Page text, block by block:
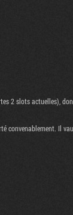
2 slots actuelles),
Il